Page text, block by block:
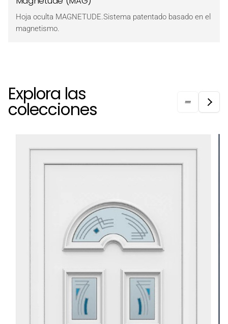
Hoja oculta MAGNETUDE.Sistema patentado basado en el
magnetismo.
Explora las
colecciones